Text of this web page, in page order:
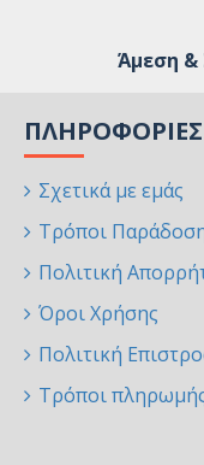
Άμεση &
ΠΛΗΡΟΦΟΡΊΕΣ
Σχετικά με εμάς
Τρόποι
Πολιτική
Όροι Χρήσης
Πολιτική
Τρόποι